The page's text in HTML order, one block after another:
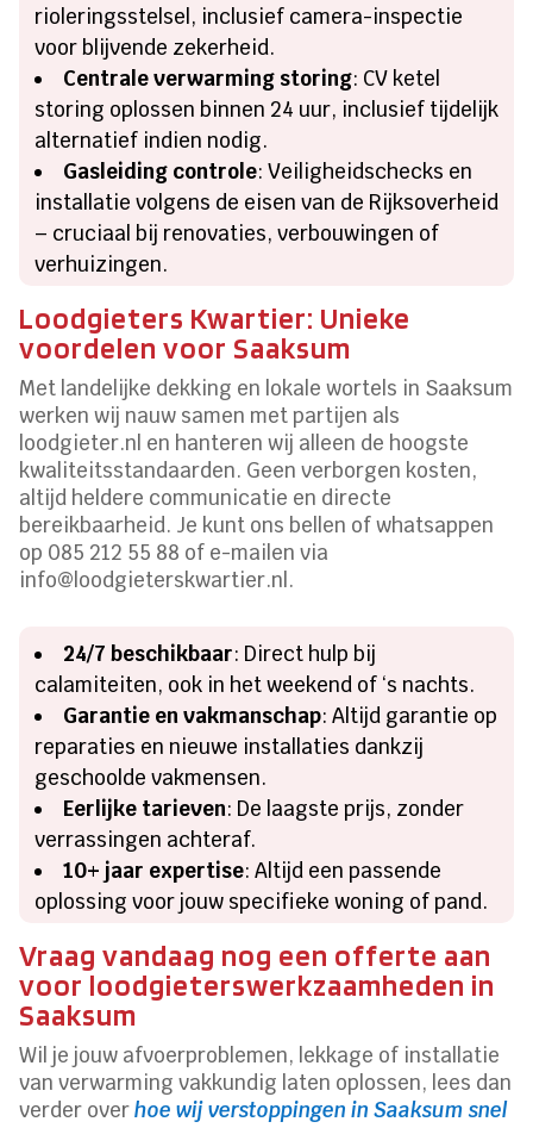
rioleringsstelsel, inclusief camera-inspectie
voor blijvende zekerheid.
Centrale verwarming storing: CV ketel
storing oplossen binnen 24 uur, inclusief tijdelijk
alternatief indien nodig.
Gasleiding controle: Veiligheidschecks en
installatie volgens de eisen van de Rijksoverheid
– cruciaal bij renovaties, verbouwingen of
verhuizingen.
Loodgieters Kwartier: Unieke
voordelen voor Saaksum
Met landelijke dekking en lokale wortels in Saaksum
werken wij nauw samen met partijen als
loodgieter.nl en hanteren wij alleen de hoogste
kwaliteitsstandaarden. Geen verborgen kosten,
altijd heldere communicatie en directe
bereikbaarheid. Je kunt ons bellen of whatsappen
op 085 212 55 88 of e-mailen via
info@loodgieterskwartier.nl.
24/7 beschikbaar: Direct hulp bij
calamiteiten, ook in het weekend of ‘s nachts.
Garantie en vakmanschap: Altijd garantie op
reparaties en nieuwe installaties dankzij
geschoolde vakmensen.
Eerlijke tarieven: De laagste prijs, zonder
verrassingen achteraf.
10+ jaar expertise: Altijd een passende
oplossing voor jouw specifieke woning of pand.
Vraag vandaag nog een offerte aan
voor loodgieterswerkzaamheden in
Saaksum
Wil je jouw afvoerproblemen, lekkage of installatie
van verwarming vakkundig laten oplossen, lees dan
verder overhoe wij verstoppingen in Saaksum snel